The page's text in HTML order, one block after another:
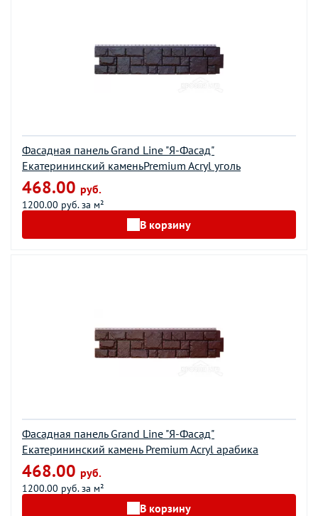
Фасадная панель Grand Line "Я-Фасад"
Екатерининский каменьPremium Acryl уголь
468.00 руб.
1200.00 руб. за м²
В корзину
Фасадная панель Grand Line "Я-Фасад"
Екатерининский камень Premium Acryl арабика
468.00 руб.
1200.00 руб. за м²
В корзину